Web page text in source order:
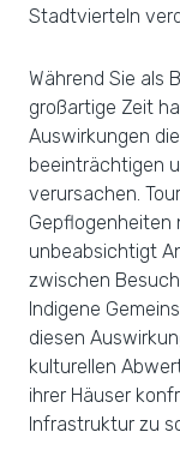
Stadtvierteln
Während Sie als
großartige Zeit
Auswirkungen
beeinträchtigen
verursachen.
Gepflogenheiten
unbeabsichtigt
zwischen
Indigene
diesen
kulturellen
ihrer Häuser
Infrastruktur zu